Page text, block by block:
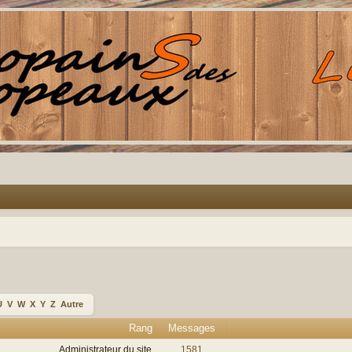
V W X Y Z Autre
Rang Messages
Administrateur du site 1581